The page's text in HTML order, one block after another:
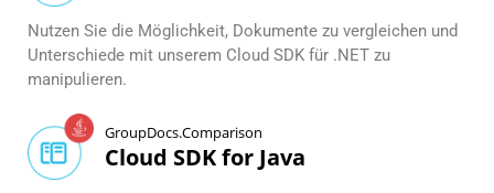
Nutzen Sie die Möglichkeit, Dokumente zu vergleichen und
Unterschiede mit unserem Cloud SDK für .NET zu
manipulieren.
GroupDocs.Comparison
Cloud SDK for Java